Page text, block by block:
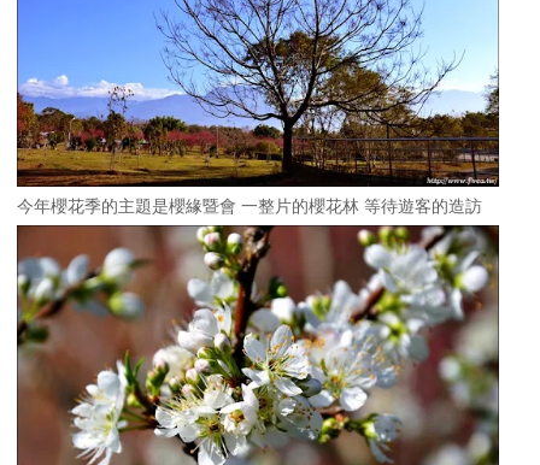
今年櫻花季的主題是櫻緣暨會 一整片的櫻花林 等待遊客的造訪